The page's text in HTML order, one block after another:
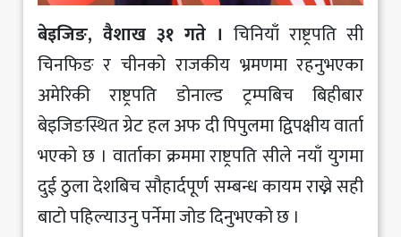
बेइजिङ, वैशाख ३१ गते । चिनियाँ राष्ट्रपति सी
चिनफिङ र चीनको राजकीय भ्रमणमा रहनुभएका
अमेरिकी राष्ट्रपति डोनाल्ड ट्रम्पबिच बिहीबार
बेइजिङस्थित ग्रेट हल अफ दी पिपुलमा द्विपक्षीय वार्ता
भएको छ । वार्ताका क्रममा राष्ट्रपति सीले नयाँ युगमा
दुई ठुला देशबिच सौहार्दपूर्ण सम्बन्ध कायम राख्ने सही
बाटो पहिल्याउनु पर्नेमा जोड दिनुभएको छ ।